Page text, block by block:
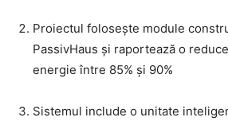
Proiectul folosește module
PassivHaus și raportează o
energie între 85% și 90%
Sistemul include o unitate